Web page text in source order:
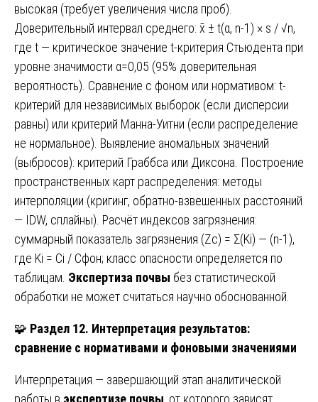
высокая (требует увеличения числа проб).
Доверительный интервал среднего: x̄ ± t(α, n-1) × s / √n,
где t — критическое значение t-критерия Стьюдента при
уровне значимости α=0,05 (95% доверительная
вероятность). Сравнение с фоном или нормативом: t-
критерий для независимых выборок (если дисперсии
равны) или критерий Манна-Уитни (если распределение
не нормальное). Выявление аномальных значений
(выбросов): критерий Граббса или Диксона. Построение
пространственных карт распределения: методы
интерполяции (кригинг, обратно-взвешенных расстояний
— IDW, сплайны). Расчёт индексов загрязнения:
суммарный показатель загрязнения (Zc) = Σ(Ki) — (n-1),
где Ki = Ci / Cфон; класс опасности определяется по
таблицам. Экспертиза почвы без статистической
обработки не может считаться научно обоснованной.
🧩 Раздел 12. Интерпретация результатов:
сравнение с нормативами и фоновыми значениями
Интерпретация — завершающий этап аналитической
работы в экспертизе почвы , от которого зависят